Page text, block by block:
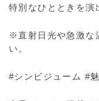
特別なひとときを演
※直射日光や急激な
い。
#シンビジューム #